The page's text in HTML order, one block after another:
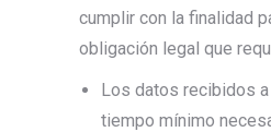
cumplir con la finalidad
obligación legal que
Los datos recibidos
tiempo mínimo